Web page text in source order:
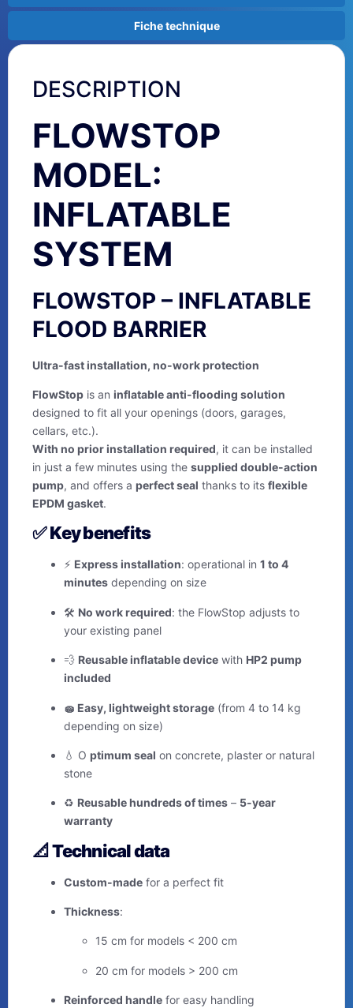
Fiche technique
DESCRIPTION
FLOWSTOP
MODEL:
INFLATABLE
SYSTEM
FLOWSTOP – INFLATABLE
FLOOD BARRIER
Ultra-fast installation, no-work protection
FlowStop is an inflatable anti-flooding solution
designed to fit all your openings (doors, garages,
cellars, etc.).
With no prior installation required, it can be installed
in just a few minutes using the supplied double-action
pump, and offers a perfect seal thanks to its flexible
EPDM gasket.
✅Key benefits
⚡ Express installation: operational in 1 to 4
minutes depending on size
🛠️ No work required: the FlowStop adjusts to
your existing panel
💨 Reusable inflatable device with HP2 pump
included
🧽 Easy, lightweight storage (from 4 to 14 kg
depending on size)
💧 O ptimum seal on concrete, plaster or natural
stone
♻️ Reusable hundreds of times – 5-year
warranty
📐Technical data
Custom-made for a perfect fit
Thickness:
15 cm for models < 200 cm
20 cm for models > 200 cm
Reinforced handle for easy handling